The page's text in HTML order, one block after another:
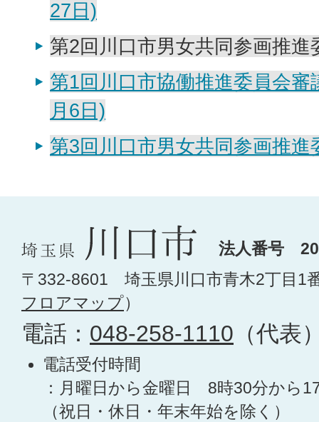
27日)
第2回川口市男女共同参画推進
第1回川口市協働推進委員会審
月6日)
第3回川口市男女共同参画推進
法人番号
〒332-8601 埼玉県川口市青木2丁目1
フロアマップ）
電話： 048-258-1110 （代表
電話受付時間
：月曜日から金曜日 8時30分から
（祝日・休日・年末年始を除く）